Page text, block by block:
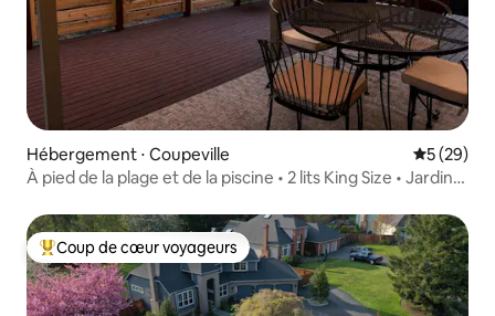
Hébergement ⋅ Coupeville
5 (29)
À pied de la plage et de la piscine • 2 lits King Size • Jardin
Coups de cœur voyageurs les plus appréciés
Coup de cœur voyageurs